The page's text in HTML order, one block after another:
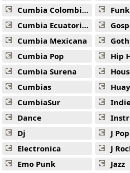
Gracias
A Mi -
Una
Becky
Wow Bb
Cumbia Colombiana
Cumbia Ecuatoriana
Cumbia Mexicana
Cumbia Pop
Cumbia Surena
Cumbias
CumbiaSur
Dance
Dj
Electronica
Emo Punk
Funk
Hip
J Pop
J
Jazz